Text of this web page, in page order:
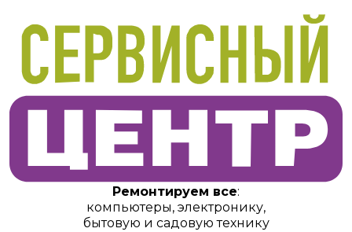
Ремонтируем все:
компьютеры, электронику,
бытовую и садовую технику